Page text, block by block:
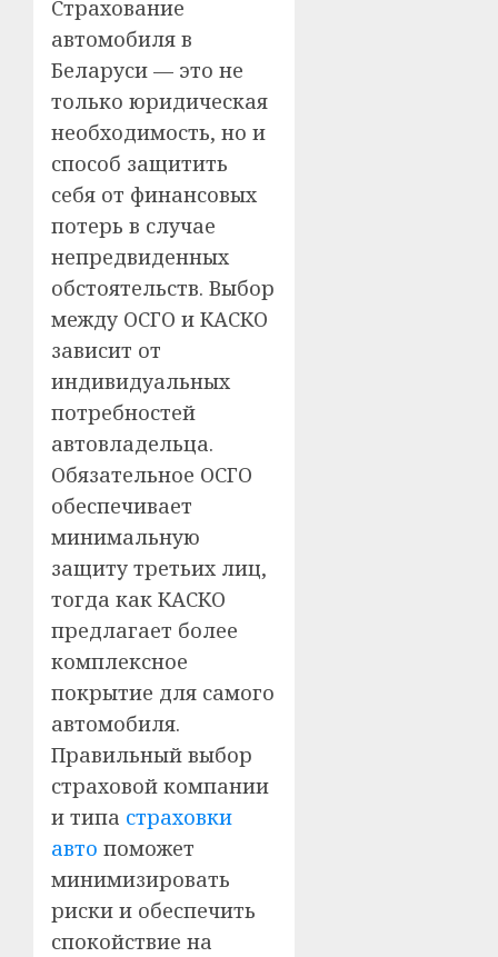
Страхование
автомобиля в
Беларуси — это не
только юридическая
необходимость, но и
способ защитить
себя от финансовых
потерь в случае
непредвиденных
обстоятельств. Выбор
между ОСГО и КАСКО
зависит от
индивидуальных
потребностей
автовладельца.
Обязательное ОСГО
обеспечивает
минимальную
защиту третьих лиц,
тогда как КАСКО
предлагает более
комплексное
покрытие для самого
автомобиля.
Правильный выбор
страховой компании
и типа страховки
авто поможет
минимизировать
риски и обеспечить
спокойствие на